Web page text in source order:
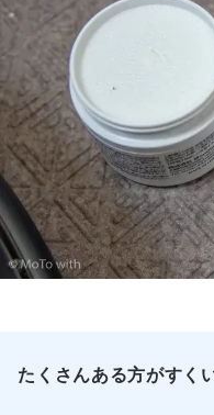
たくさんある方がすく